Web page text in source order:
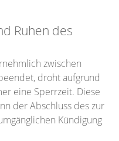
Ruhen des
zwischen
droht aufgrund
eine Sperrzeit. Diese
der Abschluss des zur
Kündigung